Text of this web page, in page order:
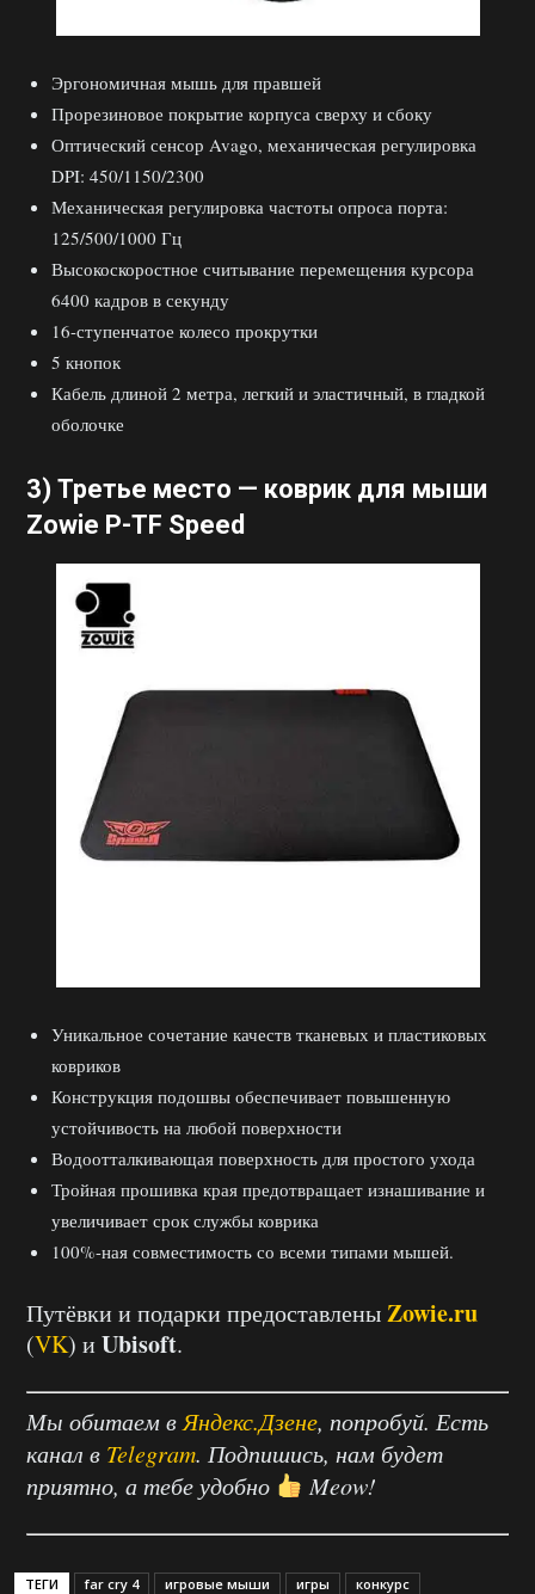
Эргономичная мышь для правшей
Прорезиновое покрытие корпуса сверху и сбоку
Оптический сенсор Avago, механическая регулировка
DPI: 450/1150/2300
Механическая регулировка частоты опроса порта:
125/500/1000 Гц
Высокоскоростное считывание перемещения курсора
6400 кадров в секунду
16-ступенчатое колесо прокрутки
5 кнопок
Кабель длиной 2 метра, легкий и эластичный, в гладкой
оболочке
3) Третье место — коврик для мыши
Zowie P-TF Speed
Уникальное сочетание качеств тканевых и пластиковых
ковриков
Конструкция подошвы обеспечивает повышенную
устойчивость на любой поверхности
Водоотталкивающая поверхность для простого ухода
Тройная прошивка края предотвращает изнашивание и
увеличивает срок службы коврика
100%-ная совместимость со всеми типами мышей.
Путёвки и подарки предоставленыZowie.ru
(VK) и Ubisoft.
Мы обитаем в Яндекс.Дзене, попробуй. Есть
канал в Telegram. Подпишись, нам будет
приятно, а тебе удобно
Meow!
ТЕГИ far cry 4 игровые мыши игры конкурс